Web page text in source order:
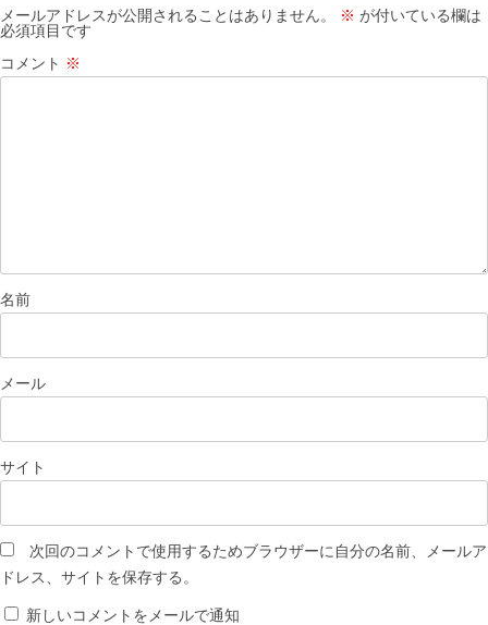
ン
メールアドレスが公開されることはありません。 ※ が付いている欄は
必須項目です
コメント ※
名前
メール
サイト
次回のコメントで使用するためブラウザーに自分の名前、メールア
ドレス、サイトを保存する。
新しいコメントをメールで通知